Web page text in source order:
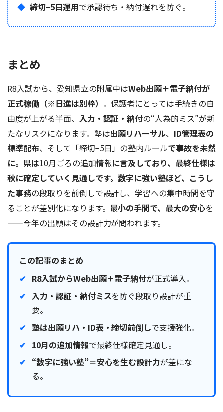
締切−5日運用で承認待ち・納付遅れを防ぐ。
まとめ
R8入試から、愛知県立の附属中はWeb出願＋電子納付が
正式稼働（※日進は別枠） 。保護者にとっては手続きの自
由度が上がる半面、 入力・認証・納付の“人為的ミス”が新
たなリスクになります。塾は出願リハーサル、 ID管理表の
標準配布、そして「締切−5日」の塾内ルールで事故を未然
に。県は10月ごろの追加情報に言及しており、最終仕様は
秋に確定していく見通しです。数字に強い塾ほど、こうし
た事務の段取りを前倒しで設計し、学習への集中時間を守
ることが差別化になります。 最小の手間で、最大の安心を
——今年の出願はその設計力が問われます。
この記事のまとめ
R8入試からWeb出願＋電子納付が正式導入。
入力・認証・納付ミスを防ぐ段取り設計が重
要。
塾は出願リハ・ID表・締切前倒しで支援強化。
10月の追加情報で最終仕様確定見通し。
“数字に強い塾”＝安心を生む設計力が差にな
る。